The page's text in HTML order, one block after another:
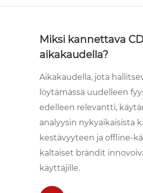
Miksi kannettava
aikakaudella?
Aikakaudella, jota
löytämässä uudelleen
edelleen relevantti,
analyysin nykyaikaisista
kestävyyteen ja offline-
kaltaiset brändit
käyttäjille.